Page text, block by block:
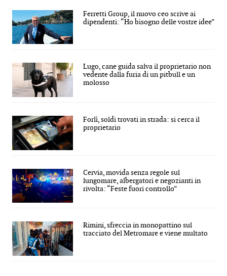
Ferretti Group, il nuovo ceo scrive ai
dipendenti: “Ho bisogno delle vostre idee”
Lugo, cane guida salva il proprietario non
vedente dalla furia di un pitbull e un
molosso
Forlì, soldi trovati in strada: si cerca il
proprietario
Cervia, movida senza regole sul
lungomare, albergatori e negozianti in
rivolta: “Feste fuori controllo”
Rimini, sfreccia in monopattino sul
tracciato del Metromare e viene multato